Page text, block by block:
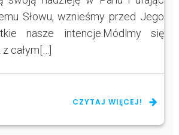
Słowu, wznieśmy przed Jego
nasze intencje.Módlmy się
całym[…]
CZYTAJ WIĘCEJ!